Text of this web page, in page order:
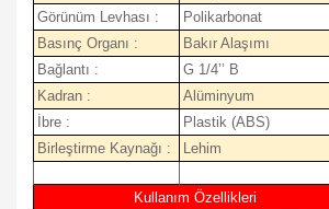
Görünüm Levhası :
Polikarbonat
Basınç Organı :
Bakır Alaşımı
Bağlantı :
G 1/4’’ B
Kadran :
Alüminyum
İbre :
Plastik (ABS)
Birleştirme Kaynağı :
Lehim
Kullanım Özellikleri